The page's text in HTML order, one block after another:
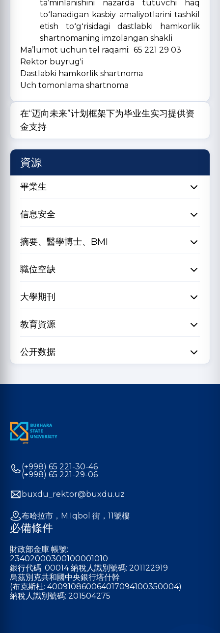
taʼminlanishini nazarda tutuvchi haq
toʻlanadigan kasbiy amaliyotlarini tashkil
etish toʻgʻrisidagi dastlabki hamkorlik
shartnomaning imzolangan shakli
Ma’lumot uchun tel raqami: 65 221 29 03
Rektor buyrug'i
Dastlabki hamkorlik shartnoma
Uch tomonlama shartnoma
在“迈向未来”计划框架下为毕业生实习提供资
金支持
資源
畢業生
信息安全
摘要、醫學博士、BMI
職位空缺
大學期刊
教育資源
公开数据
(+998) 65 221-30-46
(+998) 65 221-29-06
buxdu_rektor@buxdu.uz
布哈拉市，M.Iqbol 街，11號樓
必備條件
財政部金庫 帳號:
23402000300100001010
銀行代碼: 00014 納稅人識別號碼: 201122919
烏茲別克共和國中央銀行塔什幹
(布克斯杜: 400910860064017094100350004)
納稅人識別號碼: 201504275